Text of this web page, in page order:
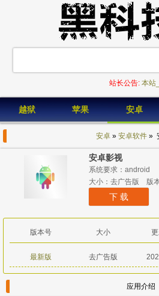
站长公告: 本站已_
越狱 苹果 安卓
安卓 » 安卓软件 »
安卓影视
系统要求：android
大小：去广告版 版
下 载
版本号 大小
最新版 去广告版
应用介绍